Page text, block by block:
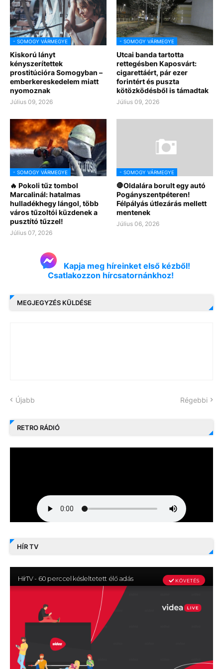
- SOMOGY VÁRMEGYE
Kiskorú lányt
kényszerítettek
prostitúcióra Somogyban –
emberkereskedelem miatt
nyomoznak
Július 09, 2026
- SOMOGY VÁRMEGYE
Utcai banda tartotta
rettegésben Kaposvárt:
cigarettáért, pár ezer
forintért és puszta
kötözködésből is támadtak
Július 09, 2026
- SOMOGY VÁRMEGYE
🔥 Pokoli tűz tombol
Marcalinál: hatalmas
hulladékhegy lángol, több
város tűzoltói küzdenek a
pusztító tűzzel!
Július 07, 2026
- SOMOGY VÁRMEGYE
🛑Oldalára borult egy autó
Pogányszentpéteren!
Félpályás útlezárás mellett
mentenek
Július 06, 2026
Kapja meg híreinket első kézből!
Csatlakozzon hírcsatornánkhoz!
MEGJEGYZÉS KÜLDÉSE
Újabb Régebbi
RETRO RÁDIÓ
HÍR TV